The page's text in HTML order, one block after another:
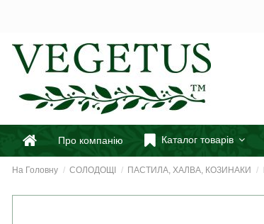
Про компанію Каталог товарів
На Головну СОЛОДОЩІ ПАСТИЛА, ХАЛВА, КОЗИНАКИ